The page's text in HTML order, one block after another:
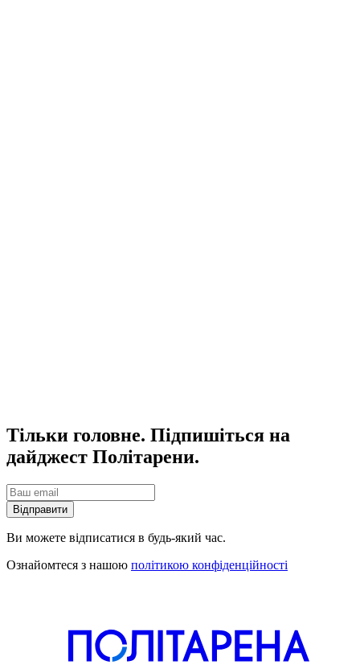
Тільки головне. Підпишіться на
дайджест Політарени.
Відправити
Ви можете відписатися в будь-який час.
Ознайомтеся з нашою політикою конфіденційності